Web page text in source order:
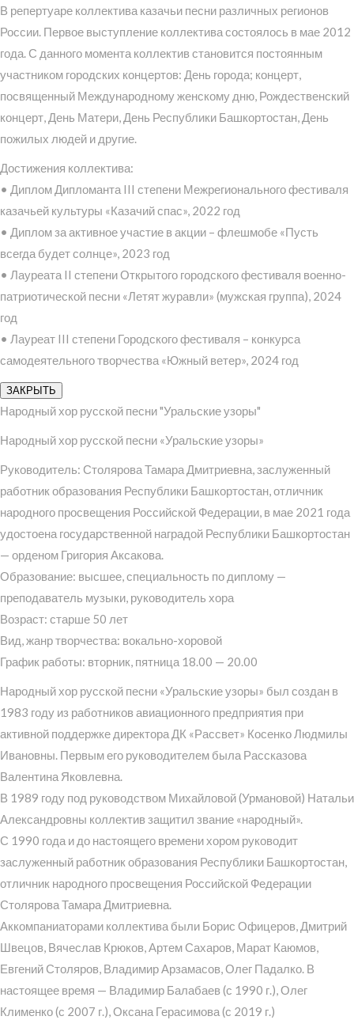
В репертуаре коллектива казачьи песни различных регионов
России. Первое выступление коллектива состоялось в мае 2012
года. С данного момента коллектив становится постоянным
участником городских концертов: День города; концерт,
посвященный Международному женскому дню, Рождественский
концерт, День Матери, День Республики Башкортостан, День
пожилых людей и другие.
Достижения коллектива:
• Диплом Дипломанта III степени Межрегионального фестиваля
казачьей культуры «Казачий спас», 2022 год
• Диплом за активное участие в акции – флешмобе «Пусть
всегда будет солнце», 2023 год
• Лауреата II степени Открытого городского фестиваля военно-
патриотической песни «Летят журавли» (мужская группа), 2024
год
• Лауреат III степени Городского фестиваля – конкурса
самодеятельного творчества «Южный ветер», 2024 год
ЗАКРЫТЬ
Народный хор русской песни "Уральские узоры"
Народный хор русской песни «Уральские узоры»
Руководитель: Столярова Тамара Дмитриевна, заслуженный
работник образования Республики Башкортостан, отличник
народного просвещения Российской Федерации, в мае 2021 года
удостоена государственной наградой Республики Башкортостан
— орденом Григория Аксакова.
Образование: высшее, специальность по диплому —
преподаватель музыки, руководитель хора
Возраст: старше 50 лет
Вид, жанр творчества: вокально-хоровой
График работы: вторник, пятница 18.00 — 20.00
Народный хор русской песни «Уральские узоры» был создан в
1983 году из работников авиационного предприятия при
активной поддержке директора ДК «Рассвет» Косенко Людмилы
Ивановны. Первым его руководителем была Рассказова
Валентина Яковлевна.
В 1989 году под руководством Михайловой (Урмановой) Натальи
Александровны коллектив защитил звание «народный».
С 1990 года и до настоящего времени хором руководит
заслуженный работник образования Республики Башкортостан,
отличник народного просвещения Российской Федерации
Столярова Тамара Дмитриевна.
Аккомпаниаторами коллектива были Борис Офицеров, Дмитрий
Швецов, Вячеслав Крюков, Артем Сахаров, Марат Каюмов,
Евгений Столяров, Владимир Арзамасов, Олег Падалко. В
настоящее время — Владимир Балабаев (с 1990 г.), Олег
Клименко (с 2007 г.), Оксана Герасимова (с 2019 г.)